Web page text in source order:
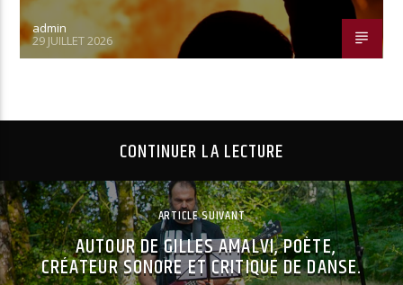
admin
29 JUILLET 2026
CONTINUER LA LECTURE
ARTICLE SUIVANT
AUTOUR DE GILLES AMALVI, POÈTE,
CRÉATEUR SONORE ET CRITIQUE DE DANSE.